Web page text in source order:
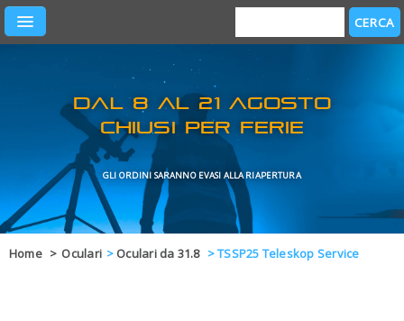
PRODOTTI
LEARN & FUN
MARCHI
OFFERTE
Home > Oculari > Oculari da 31.8 >TSSP25 Teleskop Service